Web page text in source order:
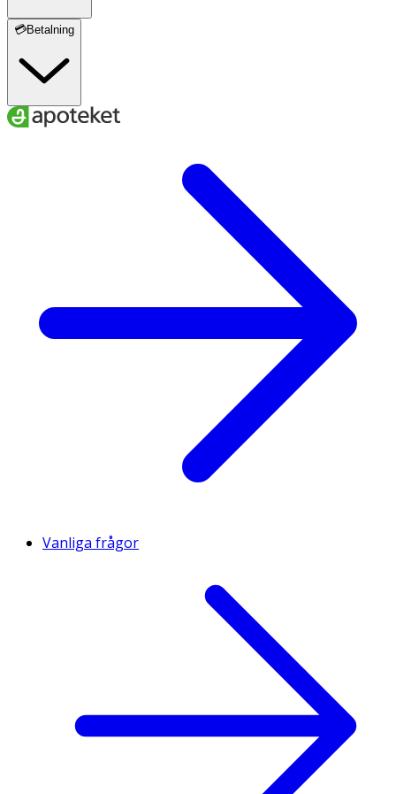
💳Betalning
Vanliga frågor